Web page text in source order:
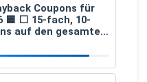
Coupons für
🟦 ⬜ 15-fach, 10-
auf den gesamten